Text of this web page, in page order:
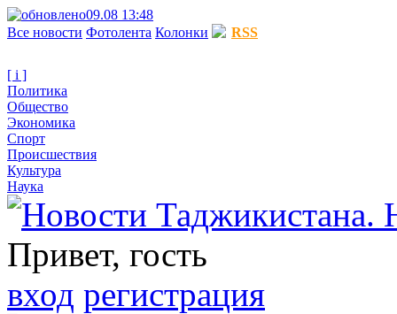
09.08 13:48
Все новости Фотолента Колонки RSS
[ i ]
Политика
Общество
Экономика
Спорт
Происшествия
Культура
Наука
Привет, гость
вход регистрация